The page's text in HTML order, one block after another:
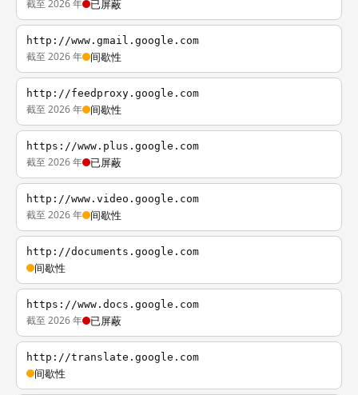
截至 2026 年 已屏蔽
http://www.gmail.google.com
截至 2026 年 间歇性
http://feedproxy.google.com
截至 2026 年 间歇性
https://www.plus.google.com
截至 2026 年 已屏蔽
http://www.video.google.com
截至 2026 年 间歇性
http://documents.google.com
间歇性
https://www.docs.google.com
截至 2026 年 已屏蔽
http://translate.google.com
间歇性